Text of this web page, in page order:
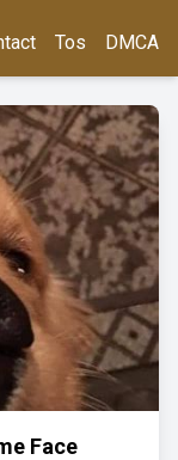
Tos DMCA
Face